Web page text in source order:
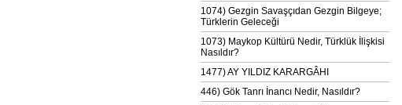
1074) Gezgin Savaşçıdan Gezgin Bilgeye;
Türklerin Geleceği
1073) Maykop Kültürü Nedir, Türklük İlişkisi
Nasıldır?
1477) AY YILDIZ KARARGÂHI
446) Gök Tanrı İnancı Nedir, Nasıldır?